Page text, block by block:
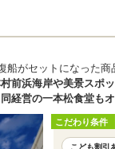
船がセットになった商
浜海岸や美景スポッ
経営の一本松食堂も
こだわり条件
こども割引